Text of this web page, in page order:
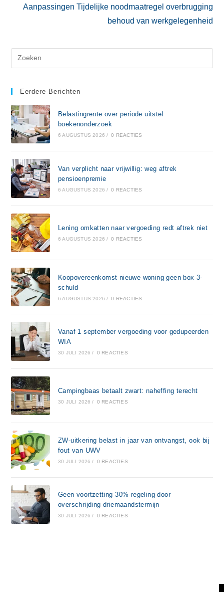
Aanpassingen Tijdelijke noodmaatregel overbrugging
behoud van werkgelegenheid
Eerdere Berichten
Belastingrente over periode uitstel
boekenonderzoek
6 AUGUSTUS 2026 / 0 REACTIES
Van verplicht naar vrijwillig: weg aftrek
pensioenpremie
6 AUGUSTUS 2026 / 0 REACTIES
Lening omkatten naar vergoeding redt aftrek niet
6 AUGUSTUS 2026 / 0 REACTIES
Koopovereenkomst nieuwe woning geen box 3-
schuld
6 AUGUSTUS 2026 / 0 REACTIES
Vanaf 1 september vergoeding voor gedupeerden
WIA
30 JULI 2026 / 0 REACTIES
Campingbaas betaalt zwart: naheffing terecht
30 JULI 2026 / 0 REACTIES
ZW-uitkering belast in jaar van ontvangst, ook bij
fout van UWV
30 JULI 2026 / 0 REACTIES
Geen voortzetting 30%-regeling door
overschrijding driemaandstermijn
30 JULI 2026 / 0 REACTIES